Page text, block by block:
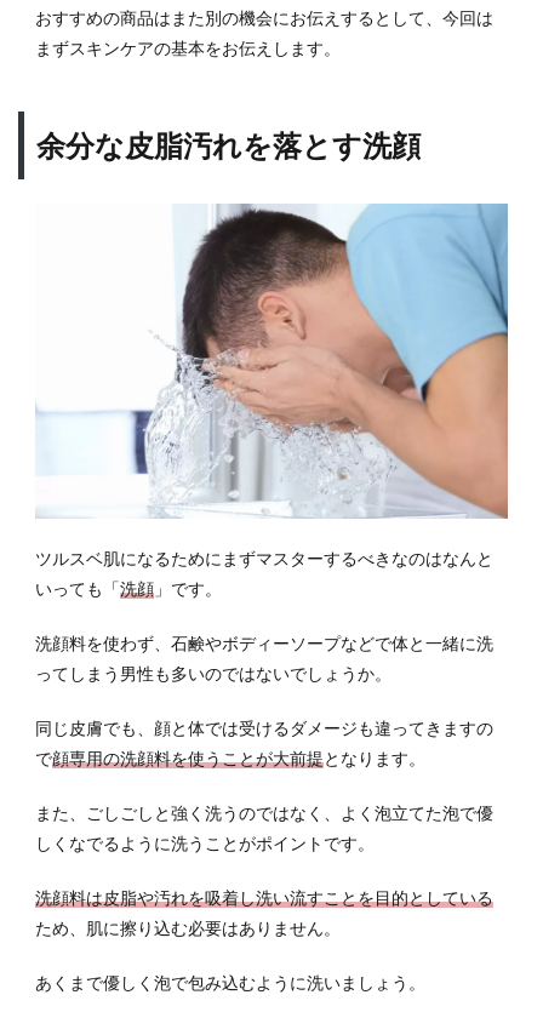
3.4
3.5
の基
イク
4.1
肌を
きれ
いに
仕上
ため
の下
5
ファ
ーシ
ョン
肌へ
おすすめの商品はまた別の機会にお伝えするとして、今回は
まずスキンケアの基本をお伝えします。
余分な皮脂汚れを落とす洗顔
ツルスベ肌になるためにまずマスターするべきなのはなんと
いっても「洗顔 」です。
洗顔料を使わず、石鹸やボディーソープなどで体と一緒に洗
ってしまう男性も多いのではないでしょうか。
同じ皮膚でも、顔と体では受けるダメージも違ってきますの
で顔専用の洗顔料を使うことが大前提となります。
また、ごしごしと強く洗うのではなく、よく泡立てた泡で優
しくなでるように洗うことがポイントです。
洗顔料は皮脂や汚れを吸着し洗い流すことを目的としている
ため、肌に擦り込む必要はありません。
あくまで優しく泡で包み込むように洗いましょう。